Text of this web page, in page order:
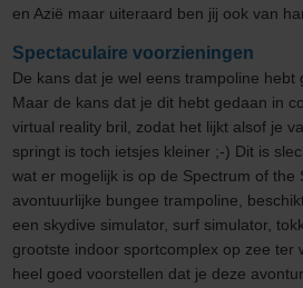
en Azië maar uiteraard ben jij ook van
Spectaculaire voorzieningen
De kans dat je wel eens trampoline hebt
Maar de kans dat je dit hebt gedaan in
virtual reality bril, zodat het lijkt alsof je
springt is toch ietsjes kleiner ;-) Dit is
wat er mogelijk is op de Spectrum of the
avontuurlijke bungee trampoline,
een skydive simulator, surf simulator,
grootste indoor sportcomplex op zee ter
heel goed voorstellen dat je deze